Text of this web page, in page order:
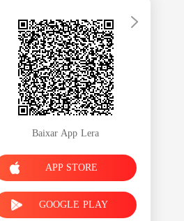
Baixar App Lera
APP STORE
GOOGLE PLAY